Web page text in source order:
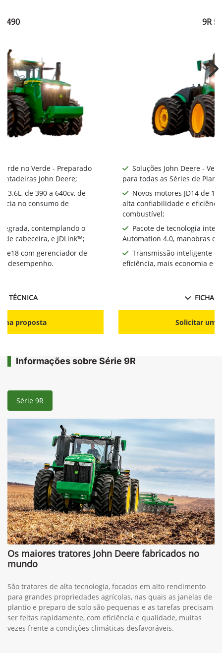
490
no Verde - Preparado
John Deere;
13.6L, de 390 a 640cv, de
no consumo de
contemplando o
de cabeceira, e JDLink™;
e18 com gerenciador de
desempenho.
TÉCNICA
proposta
9R
Soluções John Deere -
para todas as Séries de
Novos motores JD14 de
alta confiabilidade e
combustível;
Pacote de tecnologia
Automation 4.0, manobras
Transmissão inteligente
eficiência, mais economia e
FICHA
Solicitar
Informações sobre Série 9R
Série 9R
Os maiores tratores John Deere fabricados no
mundo
São tratores de alta tecnologia, focados em alto rendimento
para grandes propriedades agrícolas, nas quais as janelas de
plantio e preparo de solo são pequenas e as tarefas precisam
ser feitas rapidamente, com eficiência e qualidade, muitas
vezes frente a condições climáticas desfavoráveis.